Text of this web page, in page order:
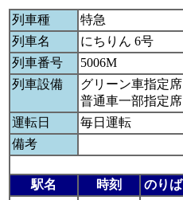
列車種
特急
列車名
にちりん 6号
列車番号
5006M
列車設備
グリーン車指定席
普通車一部指定席
運転日
毎日運転
備考
駅名 時刻 のりば